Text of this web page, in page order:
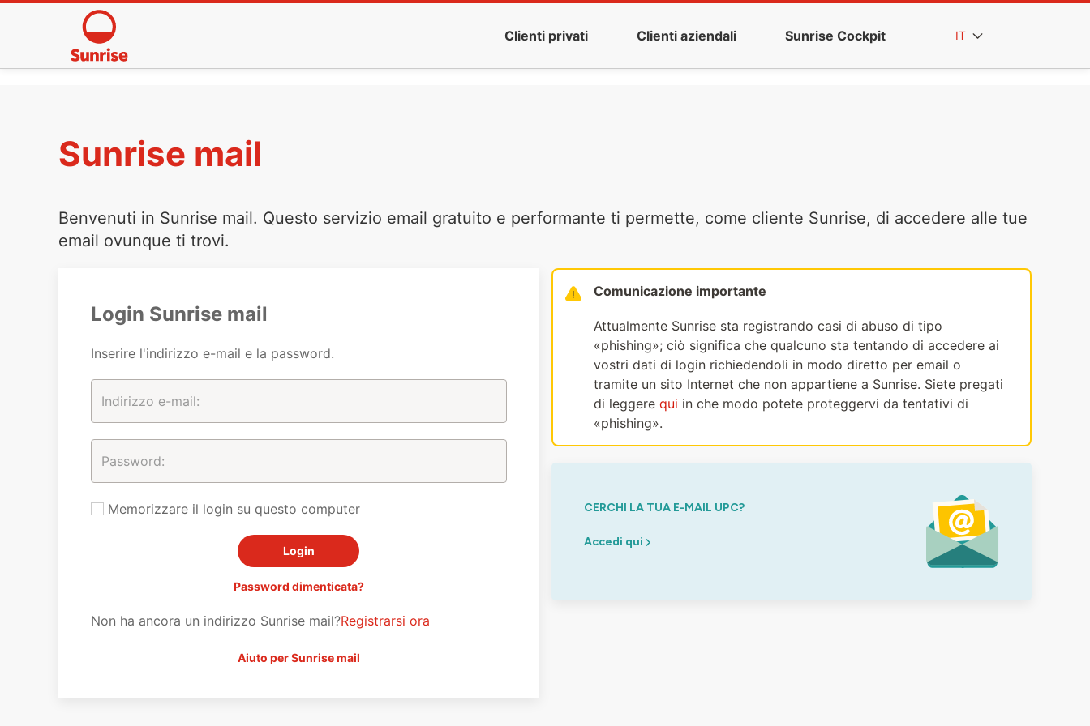
Clienti privati Clienti aziendali Sunrise Cockpit IT
Sunrise mail
Benvenuti in Sunrise mail. Questo servizio email gratuito e performante ti permette, come cliente Sunrise, di accedere alle tue
email ovunque ti trovi.
Login Sunrise mail
Inserire l'indirizzo e-mail e la password.
Memorizzare il login su questo computer
Password dimenticata?
Non ha ancora un indirizzo Sunrise mail?Registrarsi ora
Aiuto per Sunrise mail
Comunicazione importante
Attualmente Sunrise sta registrando casi di abuso di tipo
«phishing»; ciò significa che qualcuno sta tentando di accedere ai
vostri dati di login richiedendoli in modo diretto per email o
tramite un sito Internet che non appartiene a Sunrise. Siete pregati
di leggere qui in che modo potete proteggervi da tentativi di
«phishing».
CERCHI LA TUA E-MAIL UPC?
Accedi qui